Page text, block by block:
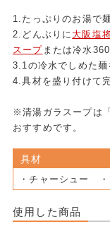
1.たっぷりのお湯で
2.どんぶりに 大阪塩
スープ または冷水
3.1の冷水でしめた麺
4.具材を盛り付けて
※清湯ガラスープは「
おすすめです。
具材
・チャーシュー
使用した商品